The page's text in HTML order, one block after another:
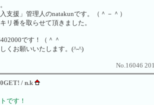
入支援」管理人のnatakunです。（＾－＾）
リ番を取らせて頂きました。
です！（＾＾
くお願いいたします。(^-^)
No.16046
/ n.k
です！